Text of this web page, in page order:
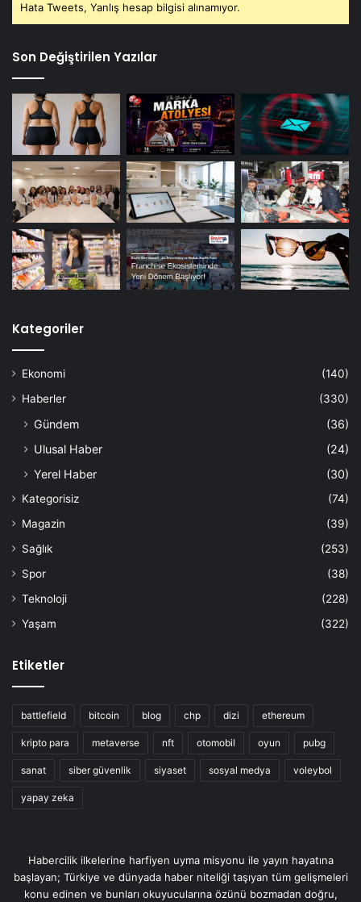
Hata Tweets, Yanlış hesap bilgisi alınamıyor.
Son Değiştirilen Yazılar
Kategoriler
Ekonomi
(140)
Haberler
(330)
Gündem
(36)
Ulusal Haber
(24)
Yerel Haber
(30)
Kategorisiz
(74)
Magazin
(39)
Sağlık
(253)
Spor
(38)
Teknoloji
(228)
Yaşam
(322)
Etiketler
battlefield bitcoin blog chp dizi ethereum
kripto para metaverse nft otomobil oyun pubg
sanat siber güvenlik siyaset sosyal medya voleybol
yapay zeka
Habercilik ilkelerine harfiyen uyma misyonu ile yayın hayatına
başlayan; Türkiye ve dünyada haber niteliği taşıyan tüm gelişmeleri
konu edinen ve bunları okuyucularına özünü bozmadan doğru,